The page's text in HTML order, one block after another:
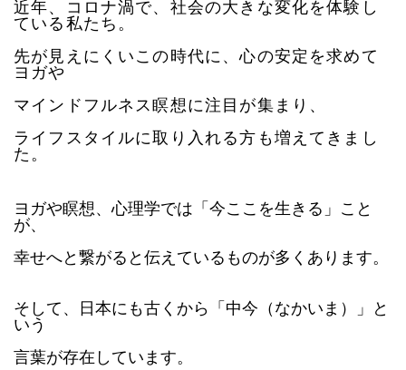
近年、コロナ渦で、社会の大きな変化を体験し
ている私たち。
先が見えにくいこの時代に、心の安定を求めて
ヨガや
マインドフルネス瞑想に注目が集まり、
ライフスタイルに取り入れる方も増えてきまし
た。
ヨガや瞑想、心理学では「今ここを生きる」こと
が、
幸せへと繋がると伝えているものが多くあります。
そして、日本にも古くから「中今（なかいま）」と
いう
言葉が存在しています。